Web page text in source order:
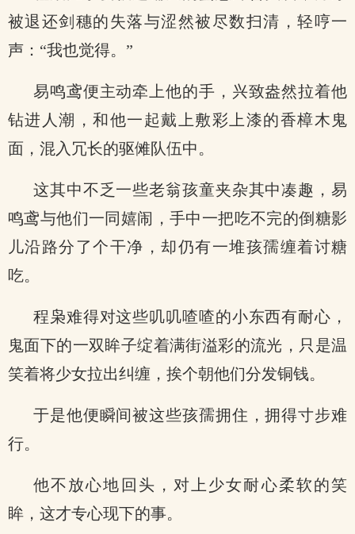
被退还剑穗的失落与涩然被尽数扫清，轻哼一
声：“我也觉得。”
易鸣鸢便主动牵上他的手，兴致盎然拉着他
钻进人潮，和他一起戴上敷彩上漆的香樟木鬼
面，混入冗长的驱傩队伍中。
这其中不乏一些老翁孩童夹杂其中凑趣，易
鸣鸢与他们一同嬉闹，手中一把吃不完的倒糖影
儿沿路分了个干净，却仍有一堆孩孺缠着讨糖
吃。
程枭难得对这些叽叽喳喳的小东西有耐心，
鬼面下的一双眸子绽着满街溢彩的流光，只是温
笑着将少女拉出纠缠，挨个朝他们分发铜钱。
于是他便瞬间被这些孩孺拥住，拥得寸步难
行。
他不放心地回头，对上少女耐心柔软的笑
眸，这才专心现下的事。